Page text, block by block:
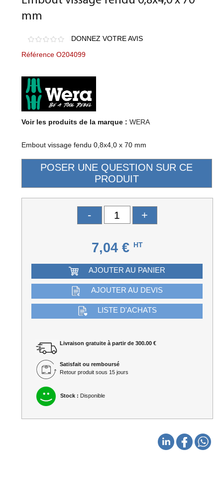
mm
DONNEZ VOTRE AVIS
Référence O204099
Voir les produits de la marque : WERA
Embout vissage fendu 0,8x4,0 x 70 mm
- +
7,04 € HT
AJOUTER AU PANIER
AJOUTER AU DEVIS
LISTE D'ACHATS
Livraison gratuite à partir de 300.00 €
Satisfait ou remboursé
Retour produit sous 15 jours
Stock : Disponible